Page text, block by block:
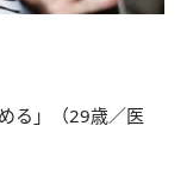
る」（29歳／医